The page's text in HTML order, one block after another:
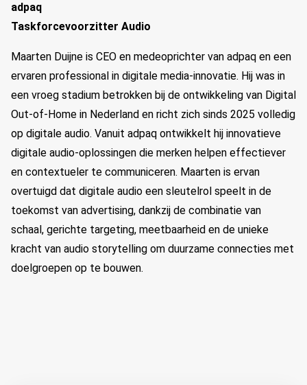
adpaq
Taskforcevoorzitter Audio
Maarten Duijne is CEO en medeoprichter van adpaq en een
ervaren professional in digitale media-innovatie. Hij was in
een vroeg stadium betrokken bij de ontwikkeling van Digital
Out-of-Home in Nederland en richt zich sinds 2025 volledig
op digitale audio. Vanuit adpaq ontwikkelt hij innovatieve
digitale audio-oplossingen die merken helpen effectiever
en contextueler te communiceren. Maarten is ervan
overtuigd dat digitale audio een sleutelrol speelt in de
toekomst van advertising, dankzij de combinatie van
schaal, gerichte targeting, meetbaarheid en de unieke
kracht van audio storytelling om duurzame connecties met
doelgroepen op te bouwen.